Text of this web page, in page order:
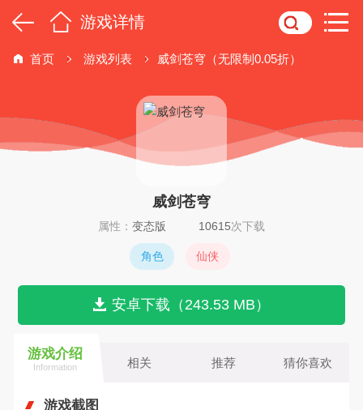
游戏详情
首页 游戏列表 威剑苍穹（无限制0.05折）
威剑苍穹
属性： 变态版 10615次下载
角色 仙侠
安卓下载（243.53 MB）
游戏介绍
Information 相关 推荐 猜你喜欢
游戏截图